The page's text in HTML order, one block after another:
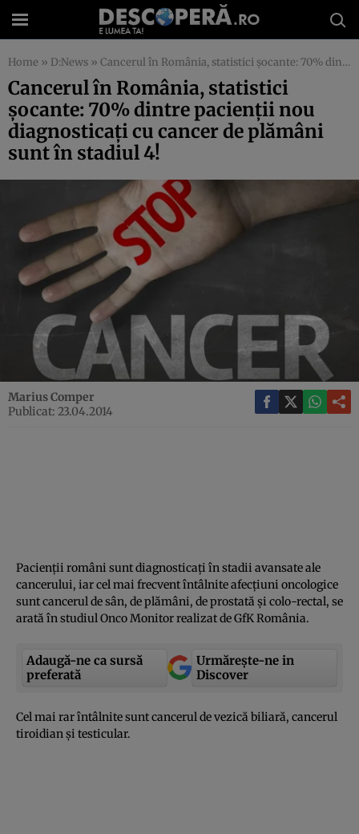
Home » D:News » Cancerul în România, statistici şocante: 70% dintre pacienţii nou diagnosticaţi cu cancer de plămâni sunt în stadiul 4!
Cancerul în România, statistici
şocante: 70% dintre pacienţii nou
diagnosticaţi cu cancer de plămâni
sunt în stadiul 4!
Marius Comper
Publicat: 23.04.2014
Pacienţii români sunt diagnosticaţi în stadii avansate ale
cancerului, iar cel mai frecvent întâlnite afecţiuni oncologice
sunt cancerul de sân, de plămâni, de prostată şi colo-rectal, se
arată în studiul Onco Monitor realizat de GfK România.
Adaugă-ne ca sursă
preferată
Urmărește-ne in
Discover
Cel mai rar întâlnite sunt cancerul de vezică biliară, cancerul
tiroidian şi testicular.